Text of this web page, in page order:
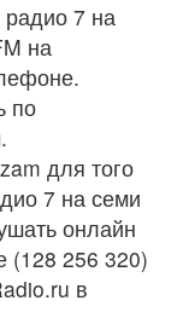
7 на
на
по
для того
7 на семи
онлайн
(128 256 320)
в